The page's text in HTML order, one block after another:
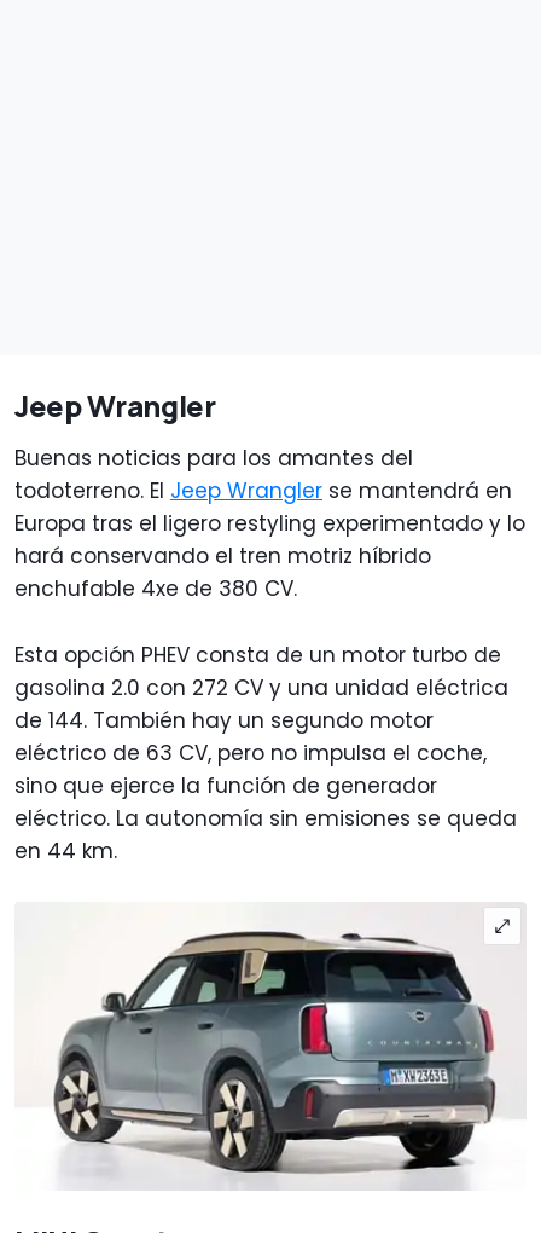
Jeep Wrangler
Buenas noticias para los amantes del
todoterreno. El Jeep Wrangler se mantendrá en
Europa tras el ligero restyling experimentado y lo
hará conservando el tren motriz híbrido
enchufable 4xe de 380 CV.
Esta opción PHEV consta de un motor turbo de
gasolina 2.0 con 272 CV y una unidad eléctrica
de 144. También hay un segundo motor
eléctrico de 63 CV, pero no impulsa el coche,
sino que ejerce la función de generador
eléctrico. La autonomía sin emisiones se queda
en 44 km.